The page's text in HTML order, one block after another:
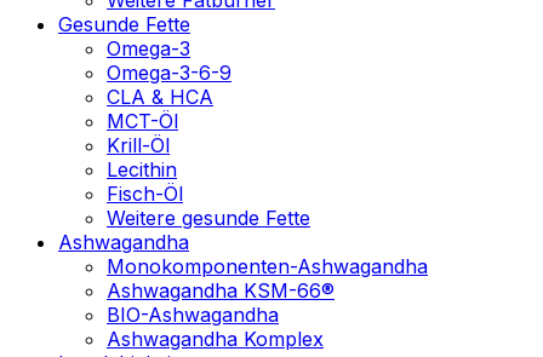
Gesunde Fette
Omega-3
Omega-3-6-9
CLA & HCA
MCT-Öl
Krill-Öl
Lecithin
Fisch-Öl
Weitere gesunde Fette
Ashwagandha
Monokomponenten-Ashwagandha
Ashwagandha KSM-66®
BIO-Ashwagandha
Ashwagandha Komplex